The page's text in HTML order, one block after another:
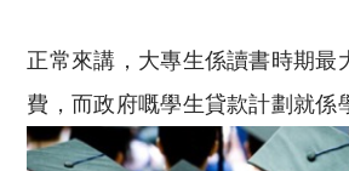
正常來講，大專生係讀書時期最
費，而政府嘅學生貸款計劃就係